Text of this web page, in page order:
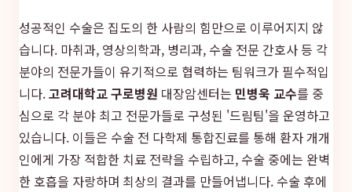
성공적인 수술은 집도의 한 사람의 힘만으로 이루어지지 않
습니다. 마취과, 영상의학과, 병리과, 수술 전문 간호사 등 각
분야의 전문가들이 유기적으로 협력하는 팀워크가 필수적입
니다.고려대학교 구로병원 대장암센터는 민병욱 교수를 중
심으로 각 분야 최고 전문가들로 구성된 '드림팀'을 운영하고
있습니다. 이들은 수술 전 다학제 통합진료를 통해 환자 개개
인에게 가장 적합한 치료 전략을 수립하고, 수술 중에는 완벽
한 호흡을 자랑하며 최상의 결과를 만들어냅니다. 수술 후에